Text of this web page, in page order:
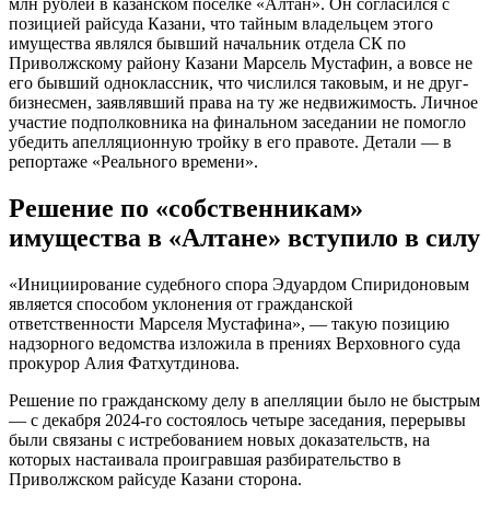
млн рублей в казанском поселке «Алтан». Он согласился с
позицией райсуда Казани, что тайным владельцем этого
имущества являлся бывший начальник отдела СК по
Приволжскому району Казани Марсель Мустафин, а вовсе не
его бывший одноклассник, что числился таковым, и не друг-
бизнесмен, заявлявший права на ту же недвижимость. Личное
участие подполковника на финальном заседании не помогло
убедить апелляционную тройку в его правоте. Детали — в
репортаже «Реального времени».
Решение по «собственникам»
имущества в «Алтане» вступило в силу
«Инициирование судебного спора Эдуардом Спиридоновым
является способом уклонения от гражданской
ответственности Марселя Мустафина», — такую позицию
надзорного ведомства изложила в прениях Верховного суда
прокурор Алия Фатхутдинова.
Решение по гражданскому делу в апелляции было не быстрым
— с декабря 2024-го состоялось четыре заседания, перерывы
были связаны с истребованием новых доказательств, на
которых настаивала проигравшая разбирательство в
Приволжском райсуде Казани сторона.